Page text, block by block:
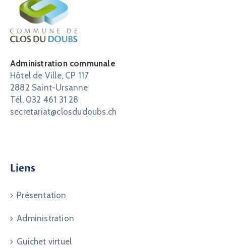
Administration communale
Hôtel de Ville, CP 117
2882 Saint-Ursanne
Tél. 032 461 31 28
secretariat@closdudoubs.ch
Liens
Présentation
Administration
Guichet virtuel